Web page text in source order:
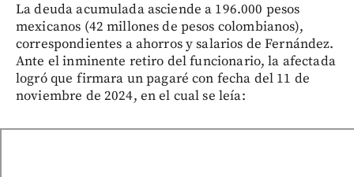
La deuda acumulada asciende a 196.000 pesos
mexicanos (42 millones de pesos colombianos),
correspondientes a ahorros y salarios de Fernández.
Ante el inminente retiro del funcionario, la afectada
logró que firmara un pagaré con fecha del 11 de
noviembre de 2024, en el cual se leía: